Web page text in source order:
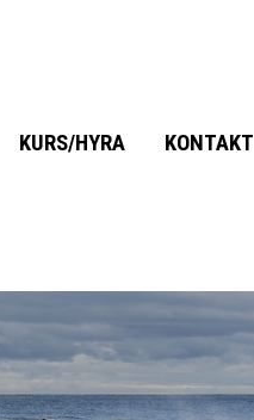
KURS/HYRA KONTAKT